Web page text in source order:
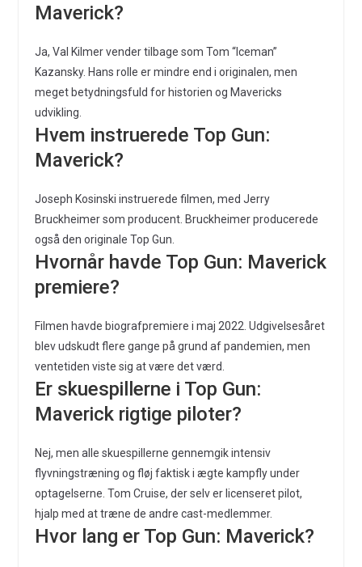
Maverick?
Ja, Val Kilmer vender tilbage som Tom “Iceman”
Kazansky. Hans rolle er mindre end i originalen, men
meget betydningsfuld for historien og Mavericks
udvikling.
Hvem instruerede Top Gun:
Maverick?
Joseph Kosinski instruerede filmen, med Jerry
Bruckheimer som producent. Bruckheimer producerede
også den originale Top Gun.
Hvornår havde Top Gun: Maverick
premiere?
Filmen havde biografpremiere i maj 2022. Udgivelsesåret
blev udskudt flere gange på grund af pandemien, men
ventetiden viste sig at være det værd.
Er skuespillerne i Top Gun:
Maverick rigtige piloter?
Nej, men alle skuespillerne gennemgik intensiv
flyvningstræning og fløj faktisk i ægte kampfly under
optagelserne. Tom Cruise, der selv er licenseret pilot,
hjalp med at træne de andre cast-medlemmer.
Hvor lang er Top Gun: Maverick?